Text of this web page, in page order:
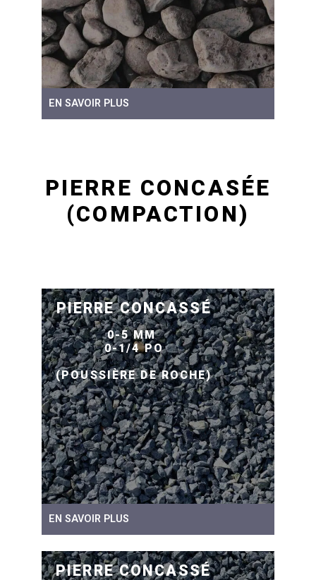
EN SAVOIR PLUS
PIERRE CONCASÉE
(COMPACTION)
PIERRE CONCASSÉ
0-5 MM
0-1/4 PO
(POUSSIÈRE DE ROCHE)
EN SAVOIR PLUS
PIERRE CONCASSÉ